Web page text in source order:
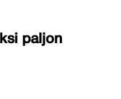
paljon